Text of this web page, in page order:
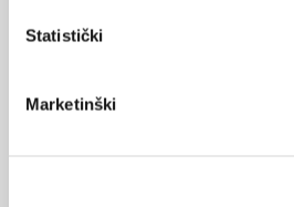
Statistički
Marketinški
spolno prenosive bolesti